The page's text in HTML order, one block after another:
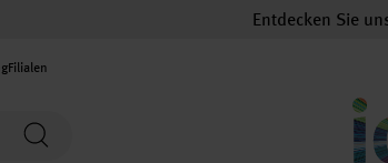
Entdecken Sie
Filialen